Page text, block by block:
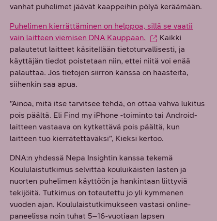
vanhat puhelimet jäävät kaappeihin pölyä keräämään.
Puhelimen kierrättäminen on helppoa, sillä se vaatii
vain laitteen viemisen DNA Kauppaan.
Kaikki
palautetut laitteet käsitellään tietoturvallisesti, ja
käyttäjän tiedot poistetaan niin, ettei niitä voi enää
palauttaa. Jos tietojen siirron kanssa on haasteita,
siihenkin saa apua.
”Ainoa, mitä itse tarvitsee tehdä, on ottaa vahva lukitus
pois päältä. Eli Find my iPhone -toiminto tai Android-
laitteen vastaava on kytkettävä pois päältä, kun
laitteen tuo kierrätettäväksi”, Kieksi kertoo.
DNA:n yhdessä Nepa Insightin kanssa tekemä
Koululaistutkimus selvittää kouluikäisten lasten ja
nuorten puhelimen käyttöön ja hankintaan liittyviä
tekijöitä. Tutkimus on toteutettu jo yli kymmenen
vuoden ajan. Koululaistutkimukseen vastasi online-
paneelissa noin tuhat 5–16-vuotiaan lapsen